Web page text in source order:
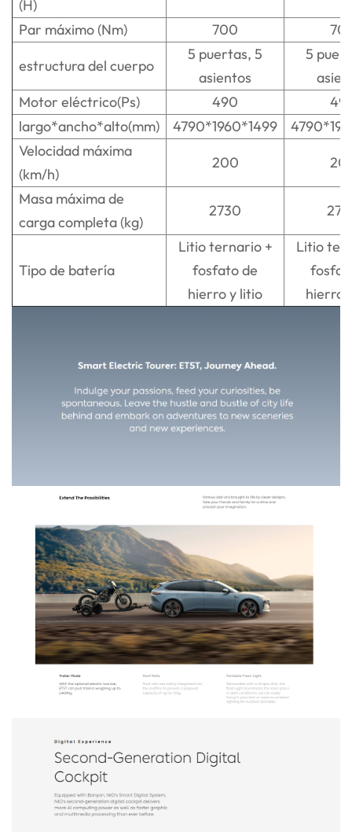
(H)
Par máximo (Nm)
700
estructura del cuerpo
5 puertas, 5
asientos
5
Motor eléctrico(Ps)
490
largo*ancho*alto(mm)
4790*1960*1499
Velocidad máxima
(km/h)
200
Masa máxima de
carga completa (kg)
2730
Tipo de batería
Litio ternario +
fosfato de
hierro y litio
Litio
hierro